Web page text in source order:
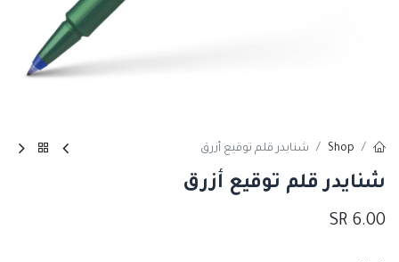
Shop شنايدر قلم توقيع أزرق
شنايدر قلم توقيع أزرق
6.00